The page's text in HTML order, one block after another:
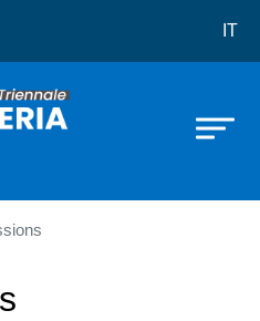
Ingegneria Civile
IT